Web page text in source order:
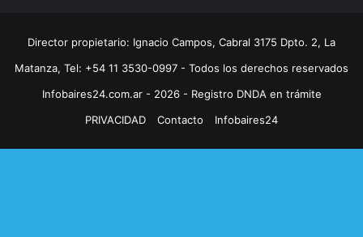
Director propietario: Ignacio Campos, Cabral 3175 Dpto. 2, La
Matanza, Tel: +54 11 3530-0997 - Todos los derechos reservados
Infobaires24.com.ar - 2026 - Registro DNDA en trámite
PRIVACIDAD
Contacto Infobaires24